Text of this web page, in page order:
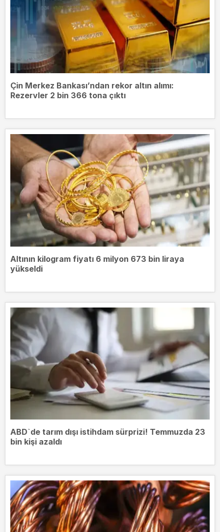
Çin Merkez Bankası’ndan rekor altın alımı:
Rezervler 2 bin 366 tona çıktı
Altının kilogram fiyatı 6 milyon 673 bin liraya
yükseldi
ABD`de tarım dışı istihdam sürprizi! Temmuzda 23
bin kişi azaldı